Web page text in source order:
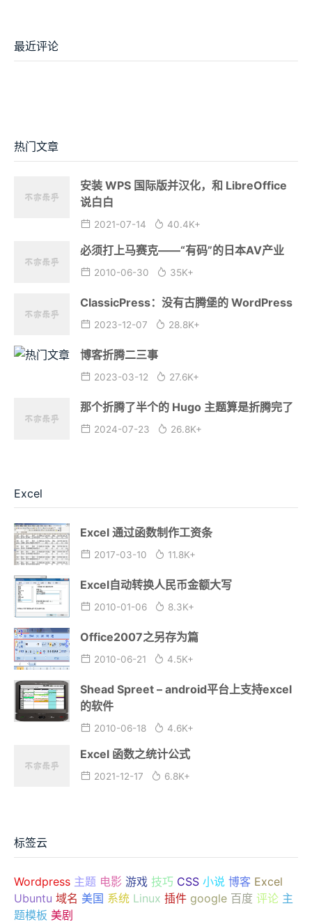
最近评论
热门文章
安装 WPS 国际版并汉化，和 LibreOffice
说白白
2021-07-14 40.4K+
必须打上马赛克——“有码”的日本AV产业
2010-06-30 35K+
ClassicPress：没有古腾堡的 WordPress
2023-12-07 28.8K+
博客折腾二三事
2023-03-12 27.6K+
那个折腾了半个的 Hugo 主题算是折腾完了
2024-07-23 26.8K+
Excel
Excel 通过函数制作工资条
2017-03-10 11.8K+
Excel自动转换人民币金额大写
2010-01-06 8.3K+
Office2007之另存为篇
2010-06-21 4.5K+
Shead Spreet – android平台上支持excel
的软件
2010-06-18 4.6K+
Excel 函数之统计公式
2021-12-17 6.8K+
标签云
Wordpress 主题 电影 游戏 技巧 CSS 小说 博客 Excel
Ubuntu 域名 美国 系统 Linux 插件 google 百度 评论 主
题模板 美剧